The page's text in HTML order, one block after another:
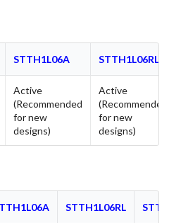
STTH1L06A STTH1L06RL
Active
(Recommended
for new
designs)
Active
(Recommended
for new
designs)
STTH1L06RL